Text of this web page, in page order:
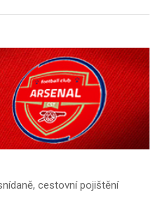
cestovní pojištění